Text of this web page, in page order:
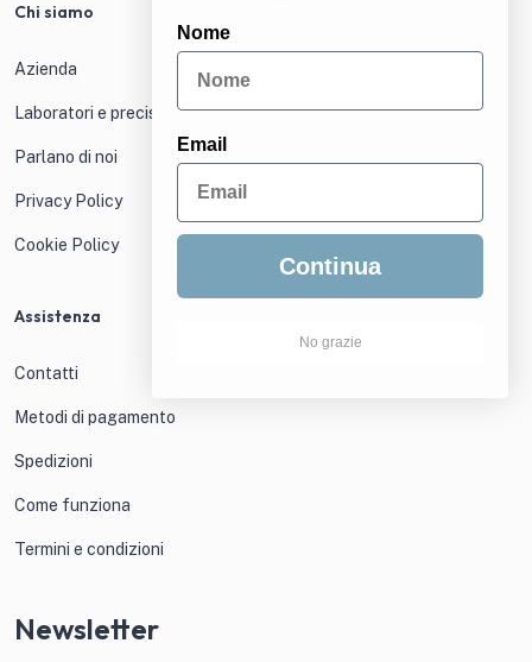
Chi siamo
Azienda
Laboratori e precisione
Parlano di noi
Privacy Policy
Cookie Policy
Assistenza
Contatti
Metodi di pagamento
Spedizioni
Come funziona
Termini e condizioni
Newsletter
Nome
Email
Continua
No grazie